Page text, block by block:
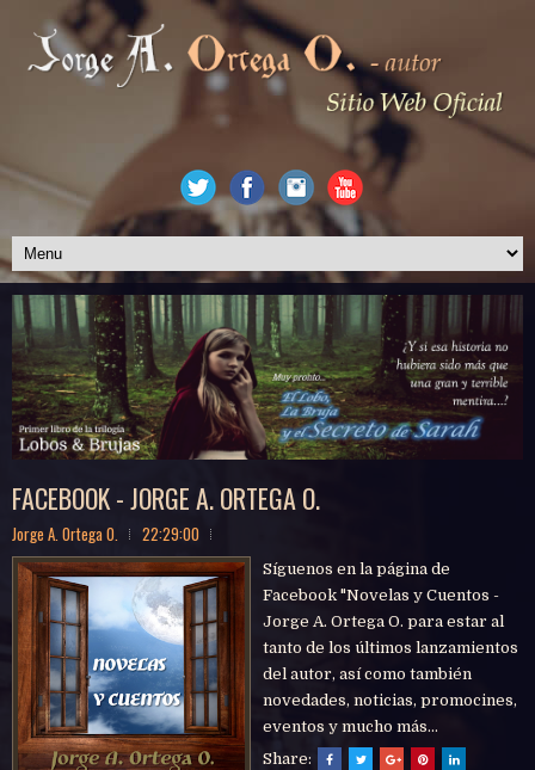
FACEBOOK - JORGE A. ORTEGA O.
Jorge A. Ortega O. 22:29:00
Síguenos en la página de
Facebook "Novelas y Cuentos -
Jorge A. Ortega O. para estar al
tanto de los últimos lanzamientos
del autor, así como también
novedades, noticias, promocines,
eventos y mucho más...
Share: